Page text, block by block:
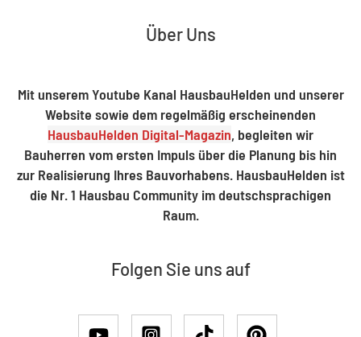
Über Uns
Mit unserem Youtube Kanal HausbauHelden und unserer
Website sowie dem regelmäßig erscheinenden
HausbauHelden Digital-Magazin, begleiten wir
Bauherren vom ersten Impuls über die Planung bis hin
zur Realisierung Ihres Bauvorhabens. HausbauHelden ist
die Nr. 1 Hausbau Community im deutschsprachigen
Raum.
Folgen Sie uns auf